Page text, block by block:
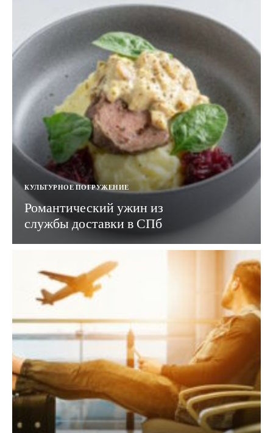
КУЛЬТУРНОЕ ПОГРУЖЕНИЕ
Романтический ужин из
службы доставки в СПб